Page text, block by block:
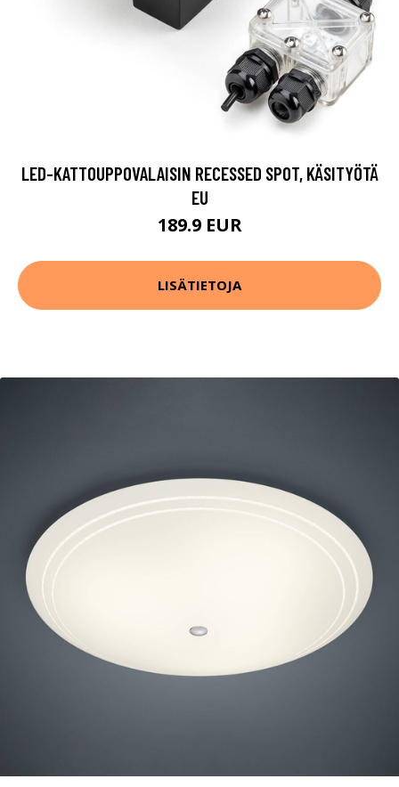
LED-KATTOUPPOVALAISIN RECESSED SPOT, KÄSITYÖTÄ
EU
189.9 EUR
LISÄTIETOJA